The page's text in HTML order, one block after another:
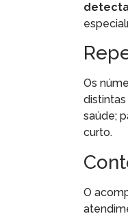
Os
saúde;
curto.
O